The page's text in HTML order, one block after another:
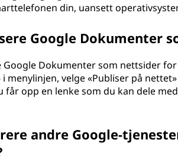
din, uansett
Google Dokumenter
Google Dokumenter som nettsider
i menylinjen, velge «Publiser på
får opp en lenke som du kan dele
andre Google-